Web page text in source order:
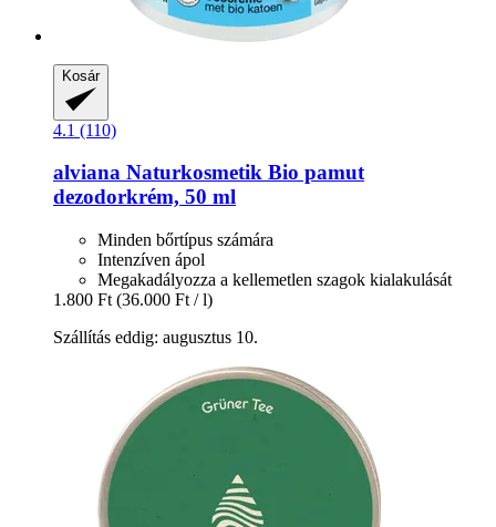
Kosár
4.1 (110)
alviana Naturkosmetik Bio pamut
dezodorkrém, 50 ml
Minden bőrtípus számára
Intenzíven ápol
Megakadályozza a kellemetlen szagok kialakulását
1.800 Ft (36.000 Ft / l)
Szállítás eddig: augusztus 10.